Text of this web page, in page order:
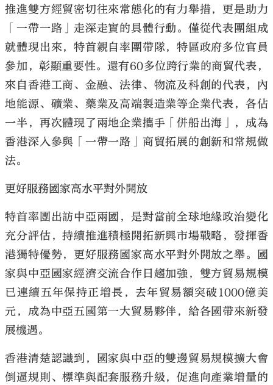
大公文匯
推進雙方經貿密切往來常態化的有力舉措，更是助力
「一帶一路」走深走實的具體行動。僅從代表團組成
就體現出來，特首親自率團帶隊，特區政府多位官員
參加，彰顯重要性。還有60多位跨行業的商貿代表，
來自香港工商、金融、法律、物流及科創的代表，內
地能源、礦業、藥業及高端製造業等企業代表，各佔
一半，再次體現了兩地企業攜手「併船出海」，成為
香港深入參與「一帶一路」商貿拓展的創新和常規做
法。
更好服務國家高水平對外開放
特首率團出訪中亞兩國，是對當前全球地緣政治變化
充分評估，持續推進積極開拓新興市場戰略，發揮香
港獨特優勢，更好服務國家高水平對外開放之舉。國
家與中亞國家經濟交流合作日趨加強，雙方貿易規模
已連續五年保持正增長，去年貿易額突破1000億美
元，成為中亞五國第一大貿易夥伴，給各國帶來新發
展機遇。
香港清楚認識到，國家與中亞的雙邊貿易規模擴大會
倒逼規則、標準與配套服務升級，促進向產業增量的